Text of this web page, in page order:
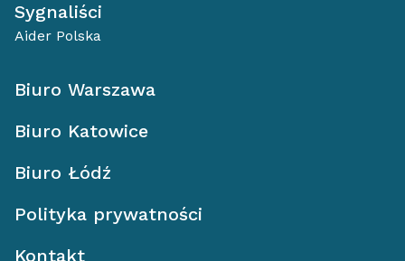
Sygnaliści
Aider Polska
Biuro Warszawa
Biuro Katowice
Biuro Łódź
Polityka prywatności
Kontakt